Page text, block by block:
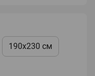
190х230 см